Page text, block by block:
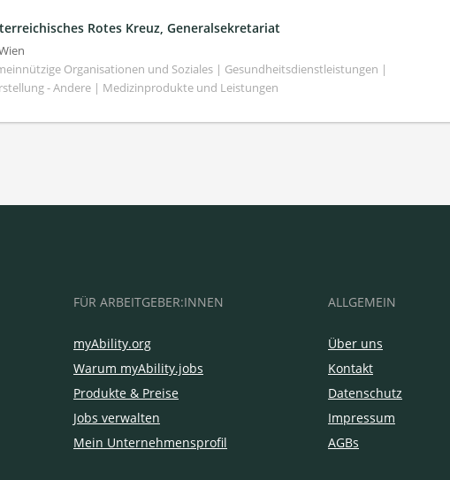
Rotes Kreuz, Generalsekretariat
Organisationen und Soziales | Gesundheitsdienstleistungen |
- Andere | Medizinprodukte und Leistungen
FÜR ARBEITGEBER:INNEN
myAbility.org
Warum myAbility.jobs
Produkte & Preise
Jobs verwalten
Mein Unternehmensprofil
ALLGEMEIN
Über uns
Kontakt
Datenschutz
Impressum
AGBs